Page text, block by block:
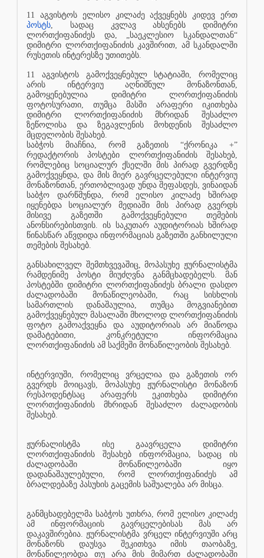
11 აგვისტოს ელისო კილაძე აქვეყნებს კიდევ ერთ
პოსტს , სადაც კვლავ ახსენებს დიმიტრი
ლორთქიფანიძეს და, „საეკლესიო სკანდალთან“
დიმიტრი ლორთქიფანიძის კავშირით, ამ სკანდალში
რუსეთის ინტერესზე უთითებს.
11 აგვისტოს გამოქვეყნებულ სტატიაში, რომელიც
არის ინტერვიუ აღნიშნულ მონაზონთან,
გამოყენებულია დიმიტრი ლორთქიფანიძის
ფოტოსურათი, თუმცა მასში არაფერი იკითხება
დიმიტრი ლორთქიფანიძის მხრიდან შესაძლო
ზეწოლისა და ზეგავლენის მოხდენის შესაძლო
მცდელობის შესახებ.
საბჭოს მიაჩნია, რომ გაზეთის “ქრონიკა +”
რედაქტორის პოსტები ლორთქიფანიძის შესახებ,
რომლებიც სოციალურ ქსელში მის პირად გვერდზე
გამოქვეყნდა, და მის მიერ გავრცელებული ინტერვიუ
მონაზონთან, ერთობლივად უნდა შეფასდეს, ვინაიდან
საბჭო დარწმუნდა, რომ ელისო კილაძე ხშირად
იყენებდა სოციალურ მედიაში მის პირად გვერდს
მისივე გაზეთში გამოქვეყნებული თემების
ანონსირებისთვის. ის საკუთარ აუდიტორიას ხშირად
წინასწარ აწვდიდა ინფორმაციას გაზეთში განხილული
თემების შესახებ.
განსახილველ შემთხვევაშიც, მოპასუხე ჟურნალისტმა
რამდენიმე პოსტი მიუძღვნა განმცხადებელს. მან
პოსტებში დიმიტრი ლორთქიფანიძეს ბრალი დასდო
ძალადობაში მონაწილეობაში, რაც სისხლის
სამართლის დანაშაულია, თუმცა მოგვიანებით
გამოქვეყნებულ მასალაში მხოლოდ ლორთქიფანიძის
ფოტო გამოაქვეყნა და აუდიტორიას არ მიაწოდა
დამატებითი, კონკრეტული ინფორმაცია
ლორთქიფანიძის ამ საქმეში მონაწილეობის შესახებ.
ინტერვიუში, რომელიც ვრცელია და გაზეთის ორ
გვერდს მოიცავს, მოპასუხე ჟურნალისტი მონაზონ
რესპოდენტსაც არაფერს ეკითხება დიმიტრი
ლორთქიფანიძის მხრიდან შესაძლო ძალადობის
შესახებ.
ჟურნალისტმა ისე გაავრცელა დიმიტრი
ლორთქიფანიძის შესახებ ინფორმაცია, სადაც ის
ძალადობაში მონაწილეობაში იყო
დადანაშაულებული, რომ ლორთქიფანიძეს ამ
ბრალდებაზე პასუხის გაცემის საშუალება არ მისცა.
განმცხადებელმა საბჭოს უთხრა, რომ ელისო კილაძე
ამ ინფორმაციის გავრცელებისას მას არ
დაკავშირებია. ჟურნალისტმა ვრცელ ინტერვიუში არც
მონაზონს დაუსვა შეკითხვა იმის თაობაზე,
მონაწილეობდა თუ არა მის მიმართ ძალადობაში